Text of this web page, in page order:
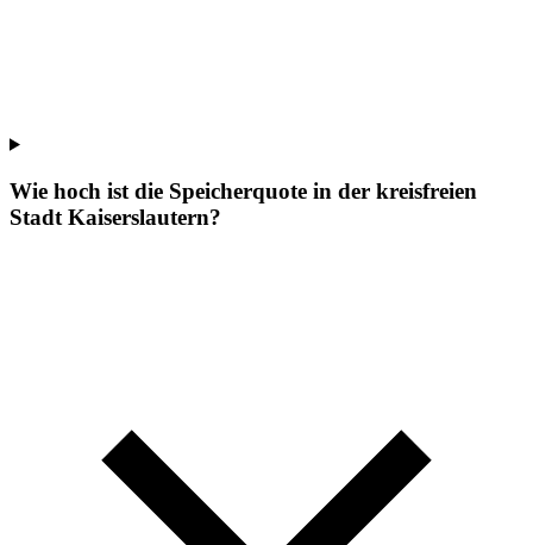
Wie hoch ist die Speicherquote in der kreisfreien
Stadt Kaiserslautern?